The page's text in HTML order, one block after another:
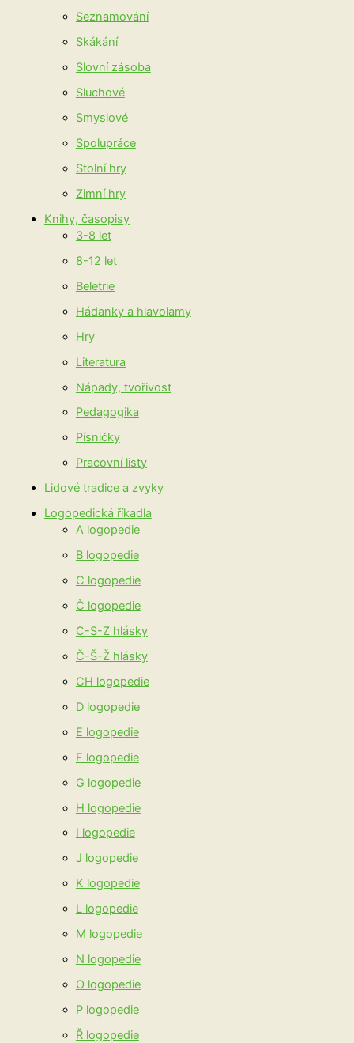
Seznamování
Skákání
Slovní zásoba
Sluchové
Smyslové
Spolupráce
Stolní hry
Zimní hry
Knihy, časopisy
3-8 let
8-12 let
Beletrie
Hádanky a hlavolamy
Hry
Literatura
Nápady, tvořivost
Pedagogika
Písničky
Pracovní listy
Lidové tradice a zvyky
Logopedická říkadla
A logopedie
B logopedie
C logopedie
Č logopedie
C-S-Z hlásky
Č-Š-Ž hlásky
CH logopedie
D logopedie
E logopedie
F logopedie
G logopedie
H logopedie
I logopedie
J logopedie
K logopedie
L logopedie
M logopedie
N logopedie
O logopedie
P logopedie
Ř logopedie